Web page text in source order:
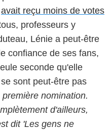
avait reçu moins de votes
professeurs y
Lénie a peut-être
confiance de ses fans,
seconde qu'elle
sont peut-être pas
première nomination.
d'ailleurs,
dit 'Les gens ne